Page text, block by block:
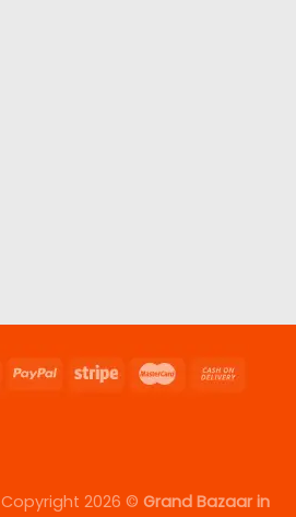
Copyright 2026 © Grand Bazaar in